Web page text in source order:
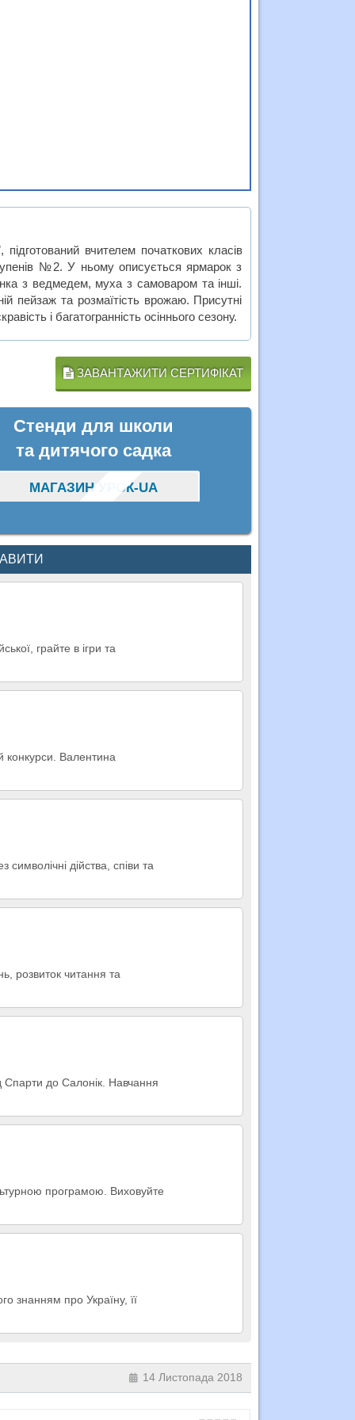
вчителем початкових класів
№2. У ньому описується ярмарок з
з ведмедем, муха з самоваром та інші.
пейзаж та розмаїтість врожаю. Присутні
і багатогранність осіннього сезону.
ЗАВАНТАЖИТИ СЕРТИФІКАТ
Стенди для школи
та дитячого садка
МАГАЗИН УРОК-UA
грайте в ігри та
конкурси. Валентина
дійства, співи та
розвиток читання та
Спарти до Салонік. Навчання
програмою. Виховуйте
знанням про Україну, її
14 Листопада 2018